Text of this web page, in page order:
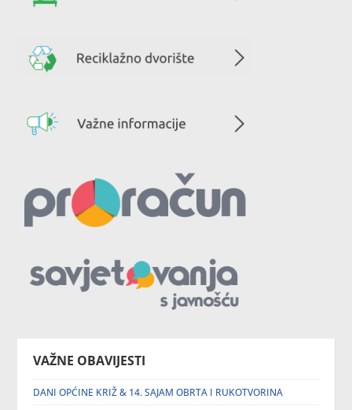
VAŽNE OBAVIJESTI
DANI OPĆINE KRIŽ & 14. SAJAM OBRTA I RUKOTVORINA